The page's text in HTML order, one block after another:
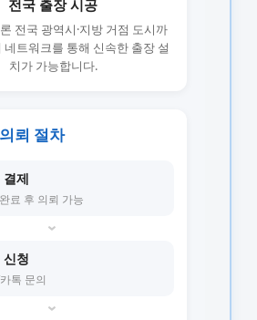
전국 출장 시공
전국 광역시·지방 거점 도시까
네트워크를 통해 신속한 출장 설
치가 가능합니다.
뢰 절차
제
료 후 의뢰 가능
›
청
톡 문의
›